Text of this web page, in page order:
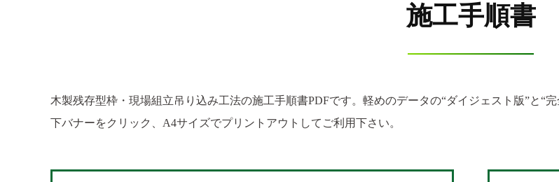
施工手順書
木製残存型枠・現場組立吊り込み工法の施工手順書PDFです。軽めのデータの“ダイジェスト版”と“完
下バナーをクリック、A4サイズでプリントアウトしてご利用下さい。